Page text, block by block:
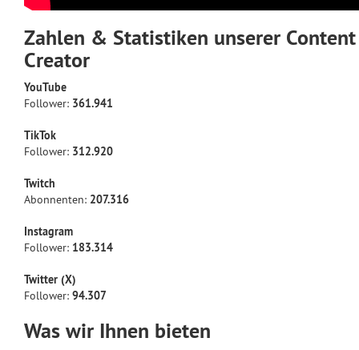
Zahlen & Statistiken unserer Content
Creator
YouTube
Follower: 361.941
TikTok
Follower: 312.920
Twitch
Abonnenten: 207.316
Instagram
Follower: 183.314
Twitter (X)
Follower: 94.307
Was wir Ihnen bieten